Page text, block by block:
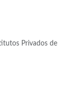
Privados de